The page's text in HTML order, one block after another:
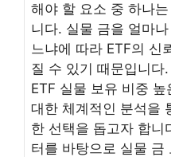
해야 할 요소 중 하나
니다. 실물 금을 얼마
느냐에 따라 ETF의 신
질 수 있기 때문입니다
ETF 실물 보유 비중
대한 체계적인 분석을
한 선택을 돕고자 합니
터를 바탕으로 실물 금